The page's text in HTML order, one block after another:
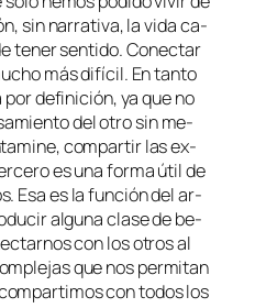
sin na­rra­ti­va, la vi­da ca­
te­ner sen­ti­do. Conectar
más di­fí­cil. En tan­to
de­fi­ni­ción, ya que no
del otro sin me­
com­par­tir las ex­
es una for­ma útil de
Esa es la fun­ción del ar­
al­gu­na cla­se de be­
con los otros al
que nos per­mi­tan
con to­dos los